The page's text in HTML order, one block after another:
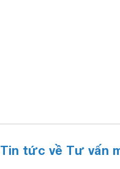
Tin tức về Tư vấn